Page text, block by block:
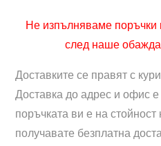
Не изпълняваме поръчки
след наше
Доставките се правят с
Доставка до адрес и офис
поръчката ви е на
получавате безплатна